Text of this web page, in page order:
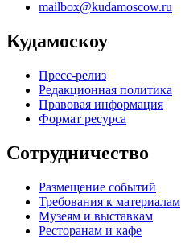
mailbox@kudamoscow.ru
Кудамоскоу
Пресс-релиз
Редакционная политика
Правовая информация
Формат ресурса
Сотрудничество
Размещение событий
Требования к материалам
Музеям и выставкам
Ресторанам и кафе